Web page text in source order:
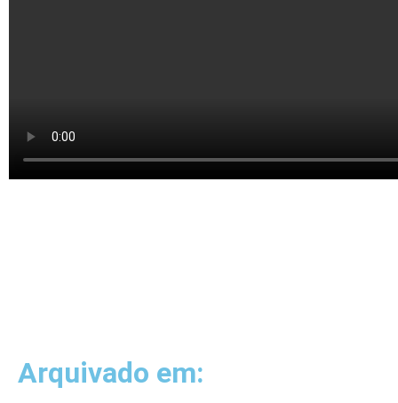
Arquivado em: